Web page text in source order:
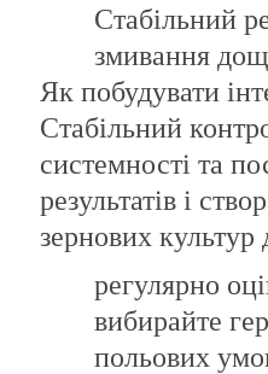
Стабільний
змивання
Як побудувати
Стабільний
системності та
результатів і
зернових
регулярно
вибирайте
польових